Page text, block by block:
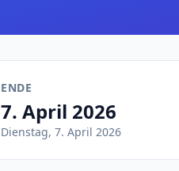
ENDE
7. April 2026
Dienstag, 7. April 2026